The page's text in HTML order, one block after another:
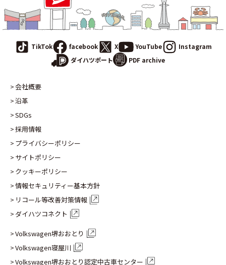
TikTok facebook X YouTube
Instagram
ダイハツポート
PDF archive
会社概要
沿革
SDGs
採用情報
プライバシーポリシー
サイトポリシー
クッキーポリシー
情報セキュリティー基本方針
リコール等改善対策情報
ダイハツコネクト
Volkswagen堺おおとり
Volkswagen寝屋川
Volkswagen堺おおとり認定中古車センター